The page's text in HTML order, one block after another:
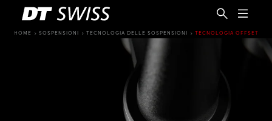
HOME SOSPENSIONI TECNOLOGIA DELLE SOSPENSIONI TECNOLOGIA OFFSET